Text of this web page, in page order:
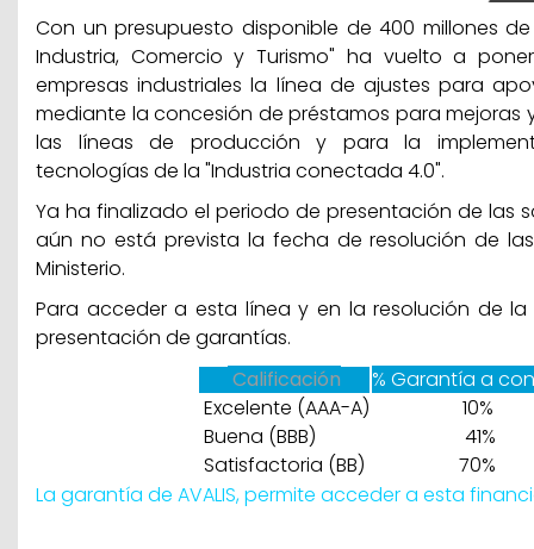
Con un presupuesto disponible de 400 millones
Industria, Comercio y Turismo" ha vuelto a
empresas industriales la línea de ajustes para
mediante la concesión de préstamos para mejoras
las líneas de producción y para la
tecnologías de la "Industria conectada 4.0".
Ya ha finalizado el periodo de presentación de las
aún no está prevista la fecha de resolución de
Ministerio.
Para acceder a esta línea y en la resolución de la
presentación de garantías.
Calificación
% Garantía a
Excelente (AAA-A)
10%
Buena (BBB)
41%
Satisfactoria (BB)
70%
La garantía de AVALIS, permite acceder a esta